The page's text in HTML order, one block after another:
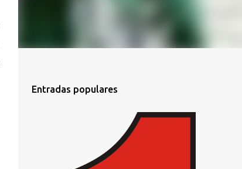
Entradas populares